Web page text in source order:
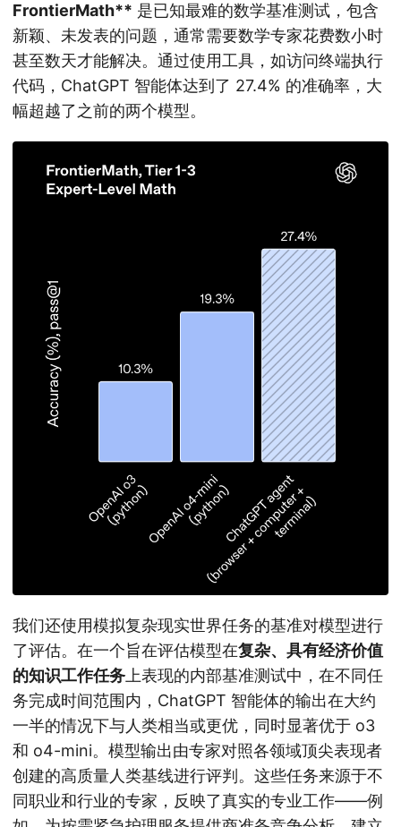
FrontierMath** 是已知最难的数学基准测试，包含
新颖、未发表的问题，通常需要数学专家花费数小时
甚至数天才能解决。通过使用工具，如访问终端执行
代码，ChatGPT 智能体达到了 27.4% 的准确率，大
幅超越了之前的两个模型。
我们还使用模拟复杂现实世界任务的基准对模型进行
了评估。在一个旨在评估模型在复杂、具有经济价值
的知识工作任务上表现的内部基准测试中，在不同任
务完成时间范围内，ChatGPT 智能体的输出在大约
一半的情况下与人类相当或更优，同时显著优于 o3
和 o4-mini。模型输出由专家对照各领域顶尖表现者
创建的高质量人类基线进行评判。这些任务来源于不
同职业和行业的专家，反映了真实的专业工作——例